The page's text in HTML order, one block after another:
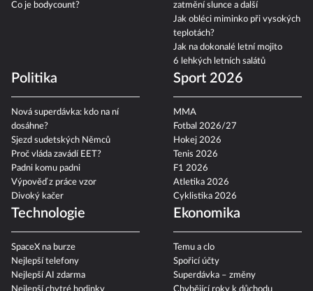
Co je bodycount?
zatmění slunce a další
Jak obléci miminko při vysokých
teplotách?
Jak na dokonalé letní mojito
6 lehkých letních salátů
Politika
Nová superdávka: kdo na ní
dosáhne?
Sjezd sudetských Němců
Proč vláda zavádí EET?
Padni komu padni
Výpověď z práce vzor
Divoký kačer
Sport 2026
MMA
Fotbal 2026/27
Hokej 2026
Tenis 2026
F1 2026
Atletika 2026
Cyklistika 2026
Technologie
SpaceX na burze
Nejlepší telefony
Nejlepší AI zdarma
Ekonomika
Temu a clo
Spořicí účty
Superdávka – změny